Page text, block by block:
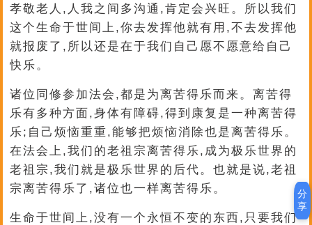
孝敬老人,人我之间多沟通,肯定会兴旺。所以我们
这个生命于世间上,你去发挥他就有用,不去发挥他
就报废了,所以还是在于我们自己愿不愿意给自己
快乐。
诸位同修参加法会,都是为离苦得乐而来。离苦得
乐有多种方面,身体有障碍,得到康复是一种离苦得
乐;自己烦恼重重,能够把烦恼消除也是离苦得乐。
在法会上,我们的老祖宗离苦得乐,成为极乐世界的
老祖宗,我们就是极乐世界的后代。也就是说,老祖
宗离苦得乐了,诸位也一样离苦得乐。
生命于世间上,没有一个永恒不变的东西,只要我们
分
享